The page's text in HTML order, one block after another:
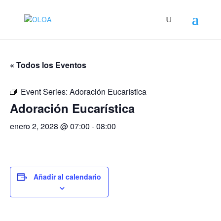
« Todos los Eventos
Event Series: Adoración Eucarística
Adoración Eucarística
enero 2, 2028 @ 07:00 -08:00
Añadir al calendario